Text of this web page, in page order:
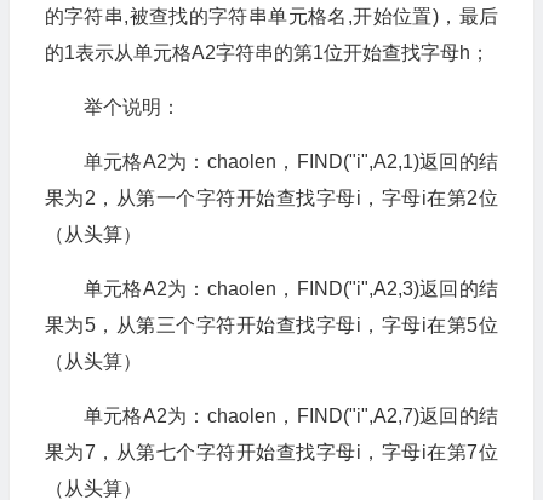
的字符串,被查找的字符串单元格名,开始位置)，最后
的1表示从单元格A2字符串的第1位开始查找字母h；
举个说明：
单元格A2为：chaolen，FIND("i",A2,1)返回的结
果为2，从第一个字符开始查找字母i，字母i在第2位
（从头算）
单元格A2为：chaolen，FIND("i",A2,3)返回的结
果为5，从第三个字符开始查找字母i，字母i在第5位
（从头算）
单元格A2为：chaolen，FIND("i",A2,7)返回的结
果为7，从第七个字符开始查找字母i，字母i在第7位
（从头算）